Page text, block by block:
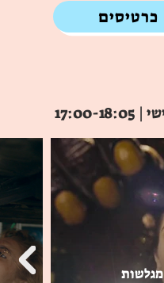
כרטיסים
מגלשות